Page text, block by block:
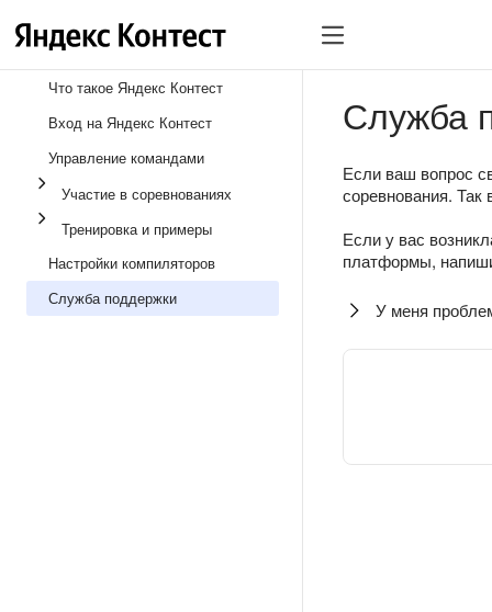
Что такое Яндекс Контест
Вход на Яндекс Контест
Управление командами
Участие в соревнованиях
Тренировка и примеры
Настройки компиляторов
Служба поддержки
Служба
Если ваш вопрос
соревнования. Так
Если у вас
платформы,
У меня